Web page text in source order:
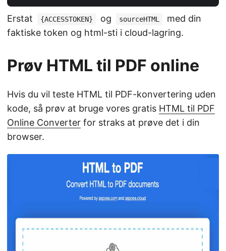
Erstat {ACCESSTOKEN} og sourceHTML
med din
faktiske token og html-sti i cloud-lagring.
Prøv HTML til PDF online
Hvis du vil teste HTML til PDF-konvertering uden
kode, så prøv at bruge vores gratis HTML til PDF
Online Converter for straks at prøve det i din
browser.